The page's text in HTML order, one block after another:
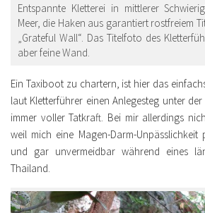
Entspannte Kletterei in mittlerer
Meer, die Haken aus garantiert rostfreiem
„Grateful Wall“. Das Titelfoto des
aber feine Wand.
Ein Taxiboot zu chartern, ist hier das
laut Kletterführer einen Anlegesteg unter
immer voller Tatkraft. Bei mir allerdings
weil mich eine Magen-Darm-Unpässlichkeit
und gar unvermeidbar während eines
Thailand.